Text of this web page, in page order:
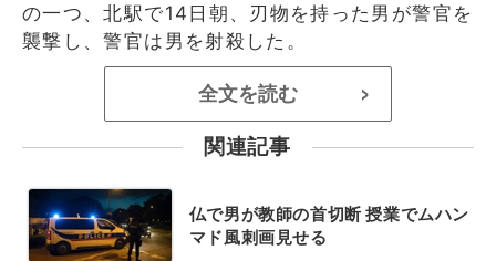
の一つ、北駅で14日朝、刃物を持った男が警官を
襲撃し、警官は男を射殺した。
全文を読む >
関連記事
仏で男が教師の首切断 授業でムハン
マド風刺画見せる